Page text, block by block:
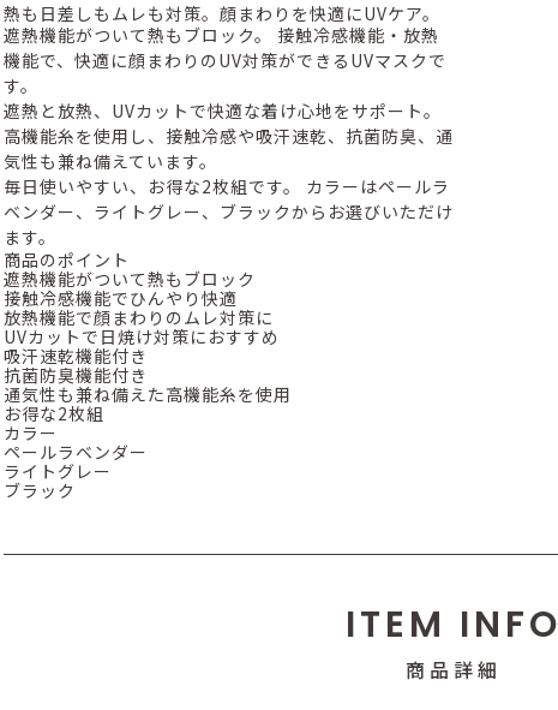
熱も日差しもムレも対策。顔まわりを快適にUVケア。
遮熱機能がついて熱もブロック。 接触冷感機能・放熱
機能で、快適に顔まわりのUV対策ができるUVマスクで
す。
遮熱と放熱、UVカットで快適な着け心地をサポート。
高機能糸を使用し、接触冷感や吸汗速乾、抗菌防臭、通
気性も兼ね備えています。
毎日使いやすい、お得な2枚組です。 カラーはペールラ
ベンダー、ライトグレー、ブラックからお選びいただけ
ます。
商品のポイント
遮熱機能がついて熱もブロック
接触冷感機能でひんやり快適
放熱機能で顔まわりのムレ対策に
UVカットで日焼け対策におすすめ
吸汗速乾機能付き
抗菌防臭機能付き
通気性も兼ね備えた高機能糸を使用
お得な2枚組
カラー
ペールラベンダー
ライトグレー
ブラック
ITEM INFO
商品詳細